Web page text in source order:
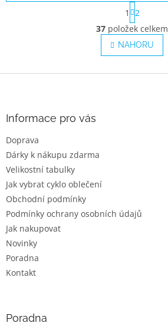
O
v
l
á
s
S
t
r
á
n
k
v
1
2
37 položek celkem
NAHORU
Informace pro vás
Doprava
Dárky k nákupu zdarma
Velikostní tabulky
Jak vybrat cyklo oblečení
Obchodní podmínky
Podmínky ochrany osobních údajů
Jak nakupovat
Novinky
Poradna
Kontakt
Poradna